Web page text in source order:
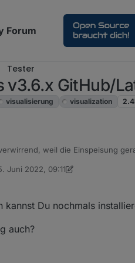
Forum
Tester
v3.6.x GitHub/
visualisierung visualization
weil die Einspeisung
Juni 2022, 09:11
von SKB
Du nochmals
auch?